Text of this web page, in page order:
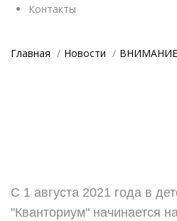
Контакты
Главная Новости
С 1 августа 2021 года в
"Кванториум" начинается